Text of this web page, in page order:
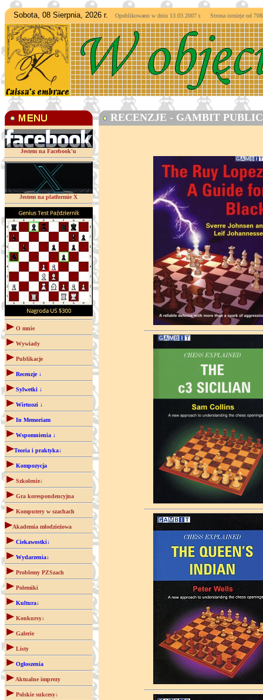
Sobota, 08 Sierpnia, 2026 r. Opublikowano w dniu 13.03.2007 r. Strona istnieje od
Jestem na Facebook'u
Jestem na platformie X
O mnie
Wywiady
Publikacje
Recenzje ↓
Sylwetki ↓
Wirtuozi ↓
In Memoriam
Wspomnienia ↓
Teoria i praktyka↓
Kompozycja
Szkolenie↓
Gra korespondencyjna
Komputery w szachach
Akademia młodzieżowa
Ciekawostki↓
Wydarzenia↓
Problemy PZSzach
Polemiki
Kultura↓
Konkursy↓
Galerie
Listy
Ogłoszenia
Aktualne imprezy
Polskie sukcesy↓
RECENZJE - GAMBIT